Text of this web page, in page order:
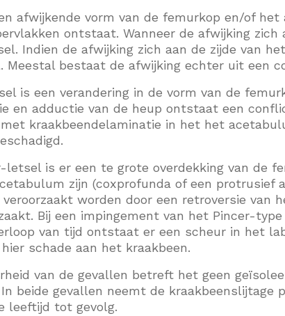
afwijkende vorm van de femurkop en/of
ontstaat. Wanneer de afwijking
Indien de afwijking zich aan de zijde van
Meestal bestaat de afwijking echter uit een
is een verandering in de vorm van de
en adductie van de heup ontstaat een
kraakbeendelaminatie in het het
letsel is er een te grote overdekking van de
zijn (coxprofunda of een
worden door een retroversie van
Bij een impingement van het Pincer-
van tijd ontstaat er een scheur in het
schade aan het kraakbeen.
van de gevallen betreft het geen
beide gevallen neemt de kraakbeenslijtage
leeftijd tot gevolg.